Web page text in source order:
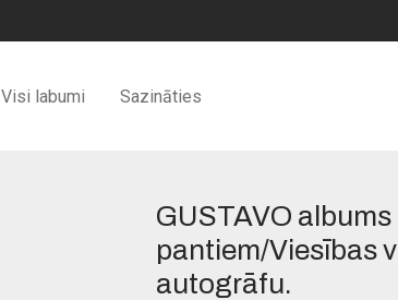
Visi labumi Sazināties
GUSTAVO albums
pantiem/Viesības
autogrāfu.